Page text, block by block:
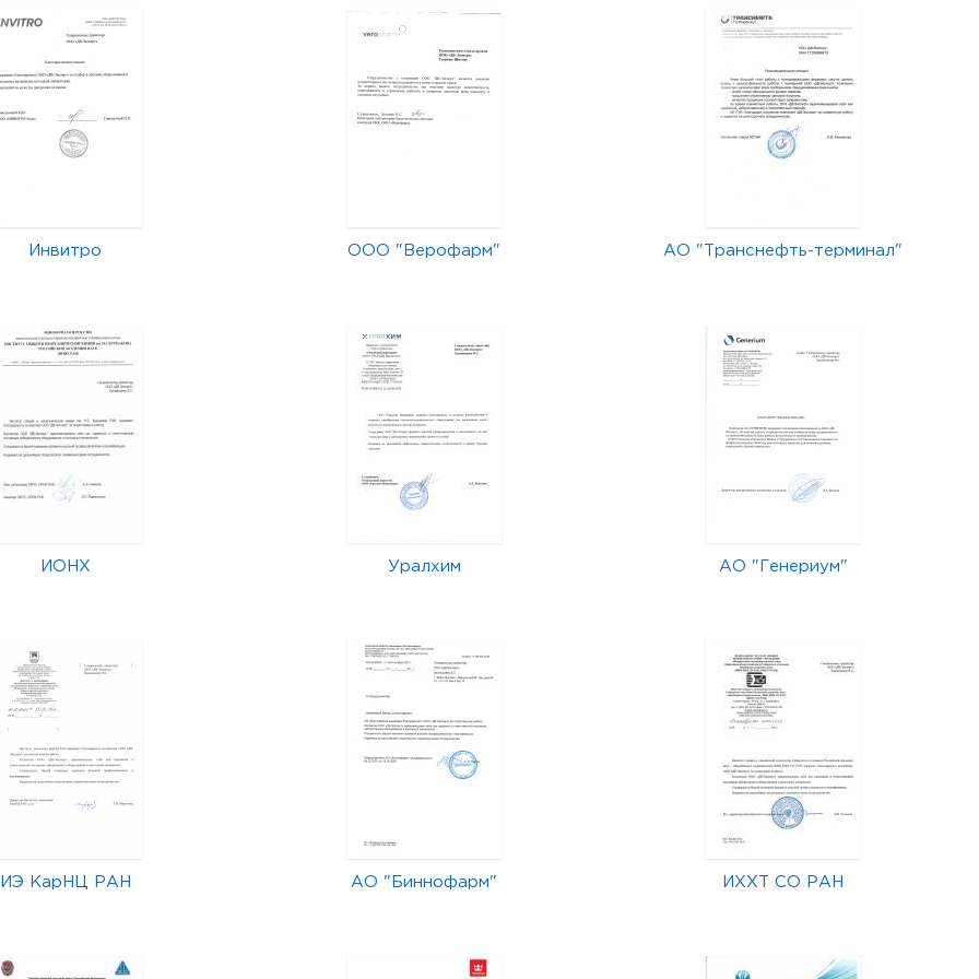
Инвитро ООО "Верофарм" АО "Транснефть-терминал"
ИОНХ Уралхим АО "Генериум"
ИЭ КарНЦ РАН АО "Биннофарм" ИХХТ СО РАН